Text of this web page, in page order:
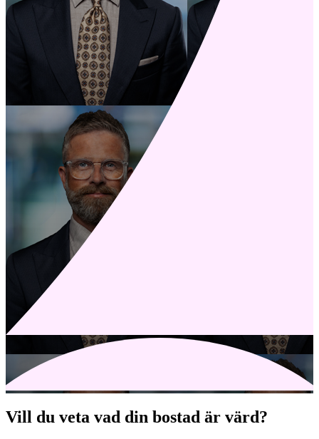
Vill du veta vad din bostad är värd?